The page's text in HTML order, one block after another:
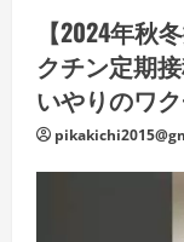
【2024年秋
クチン定期
いやりのワ